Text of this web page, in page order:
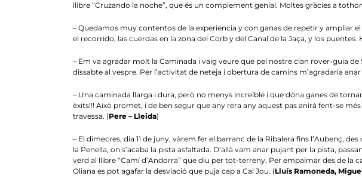
llibre “Cruzando la noche”, que és un complement genial. Moltes gràcies a
– Quedamos muy contentos de la experiencia y con ganas de repetir y ampliar
el recorrido, las cuerdas en la zona del Corb y del Canal de la Jaça, y los
– Em va agradar molt la Caminada i vaig veure que pel nostre clan rover-guia
dissabte al vespre. Per l’activitat de neteja i obertura de camins m’agradaria
– Una caminada llarga i dura, però no menys increïble i que dóna ganes de
èxits!!! Això promet, i de ben segur que any rera any aquest pas anirà fent-se
travessa. (Pere – Lleida)
– El dimecres, dia 11 de juny, vàrem fer el barranc de la Ribalera fins l’Aubenç,
la Penella, on s’acaba la pista asfaltada. D’allà vam anar pujant per la pista,
verd al llibre “Camí d’Andorra” que diu per tot-terreny. Per empalmar des de la
Oliana es pot agafar la desviació que puja cap a Cal Jou. (Lluís Ramoneda,